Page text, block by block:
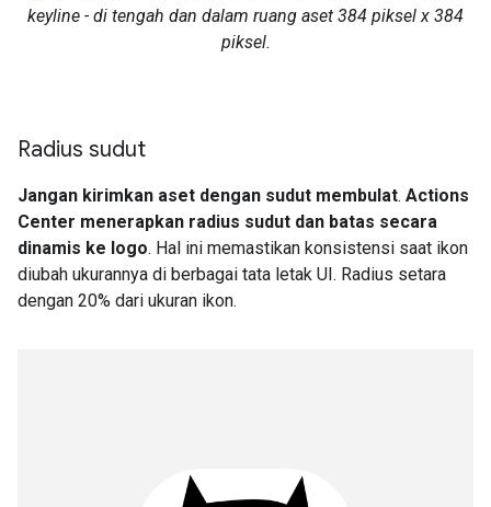
keyline - di tengah dan dalam ruang aset 384 piksel x 384
piksel.
Radius sudut
Jangan kirimkan aset dengan sudut membulat. Actions
Center menerapkan radius sudut dan batas secara
dinamis ke logo. Hal ini memastikan konsistensi saat ikon
diubah ukurannya di berbagai tata letak UI. Radius setara
dengan 20% dari ukuran ikon.